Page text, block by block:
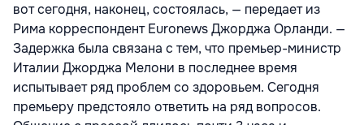
вот сегодня, наконец, состоялась, — передает из
Рима корреспондент Euronews Джорджа Орланди. —
Задержка была связана с тем, что премьер-министр
Италии Джорджа Мелони в последнее время
испытывает ряд проблем со здоровьем. Сегодня
премьеру предстояло ответить на ряд вопросов.